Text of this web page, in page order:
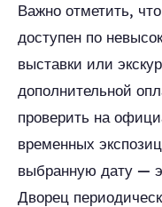
Важно отметить,
доступен по
выставки или
дополнительной
проверить на
временных
выбранную дату —
Дворец